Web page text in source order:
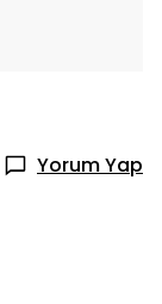
Yorum Yap